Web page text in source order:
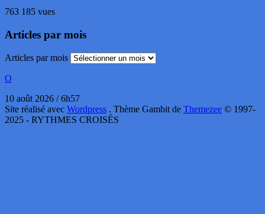
763 185 vues
Articles par mois
Articles par mois
O
10 août 2026 / 6h57
Site réalisé avec Wordpress . Thème Gambit de Themezee © 1997-
2025 - RYTHMES CROISÉS